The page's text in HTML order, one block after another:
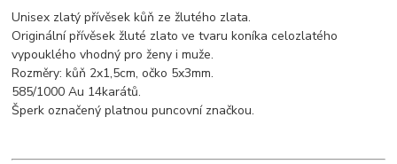
Unisex zlatý přívěsek kůň ze žlutého zlata.
Originální přívěsek žluté zlato ve tvaru koníka celozlatého
vypouklého vhodný pro ženy i muže.
Rozměry: kůň 2x1,5cm, očko 5x3mm.
585/1000 Au 14karátů.
Šperk označený platnou puncovní značkou.